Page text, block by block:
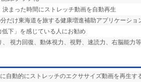
決まった時間にストレッチ動画を自動再生
だけ東海道を旅する健康増進補助アプリケーショ
低下」を感じている人にお勧め
、 視力回復、動体視力、視野、速読力、右脳能力
自動的にストレッチのエクササイズ動画を再生す